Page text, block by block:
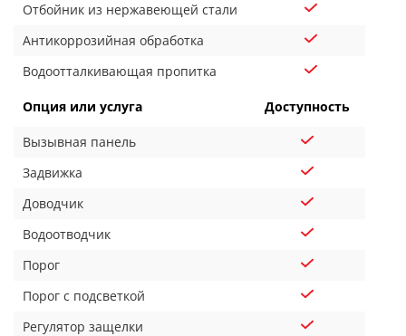
Отбойник из нержавеющей стали
Антикоррозийная обработка
Водоотталкивающая пропитка
Опция или услуга Доступность
Вызывная панель
Задвижка
Доводчик
Водоотводчик
Порог
Порог с подсветкой
Регулятор защелки